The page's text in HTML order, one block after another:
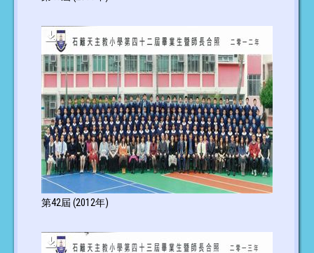
第42屆 (2012年)